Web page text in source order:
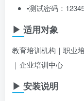
•测试密码：
▶ 适用对象
教育培训机构｜职业
｜企业培训中心
▶ 安装说明